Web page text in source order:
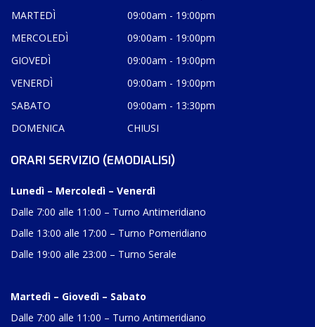
MARTEDÌ
09:00am - 19:00pm
MERCOLEDÌ
09:00am - 19:00pm
GIOVEDÌ
09:00am - 19:00pm
VENERDÌ
09:00am - 19:00pm
SABATO
09:00am - 13:30pm
DOMENICA
CHIUSI
ORARI SERVIZIO (EMODIALISI)
Lunedì – Mercoledì – Venerdì
Dalle 7:00 alle 11:00 – Turno Antimeridiano
Dalle 13:00 alle 17:00 – Turno Pomeridiano
Dalle 19:00 alle 23:00 – Turno Serale
Martedì – Giovedì – Sabato
Dalle 7:00 alle 11:00 – Turno Antimeridiano